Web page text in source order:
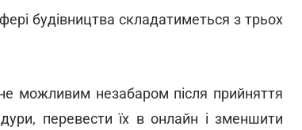
будівництва складатиметься з трьох
можливим незабаром після прийняття
перевести їх в онлайн і зменшити